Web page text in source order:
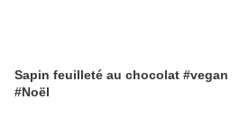
Sapin feuilleté au chocolat #vegan
#Noël